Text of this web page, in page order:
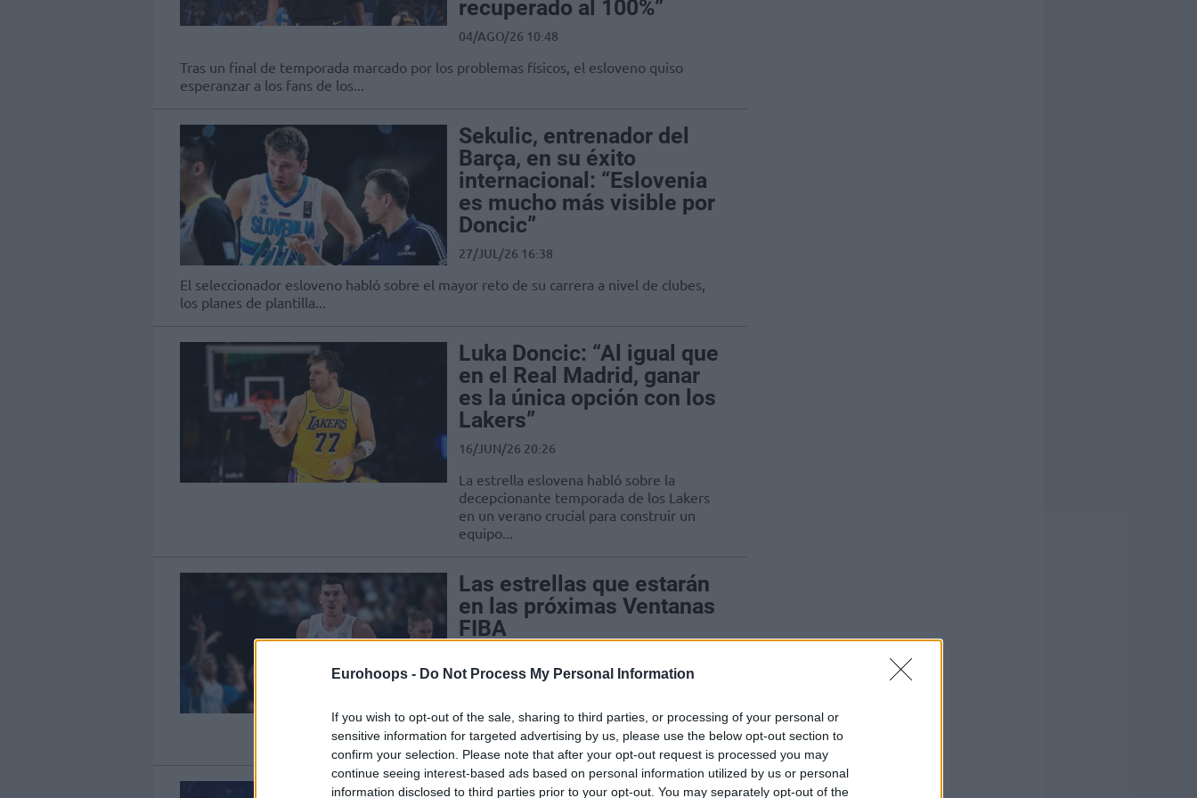
Eurohoops - Do Not Process My Personal Information
If you wish to opt-out of the sale, sharing to third parties, or processing of your personal or
sensitive information for targeted advertising by us, please use the below opt-out section to
confirm your selection. Please note that after your opt-out request is processed you may
continue seeing interest-based ads based on personal information utilized by us or personal
information disclosed to third parties prior to your opt-out. You may separately opt-out of the
recuperado al 100%”
04/AGO/26 10:48
Tras un final de temporada marcado por los problemas físicos, el esloveno quiso
esperanzar a los fans de los...
Sekulic, entrenador del
Barça, en su éxito
internacional: “Eslovenia
es mucho más visible por
Doncic”
27/JUL/26 16:38
El seleccionador esloveno habló sobre el mayor reto de su carrera a nivel de clubes,
los planes de plantilla...
Luka Doncic: “Al igual que
en el Real Madrid, ganar
es la única opción con los
Lakers”
16/JUN/26 20:26
La estrella eslovena habló sobre la
decepcionante temporada de los Lakers
en un verano crucial para construir un
equipo...
Las estrellas que estarán
en las próximas Ventanas
FIBA
partidos de la fase de clasificación para
la...
Chus Bueno sobre la NBA